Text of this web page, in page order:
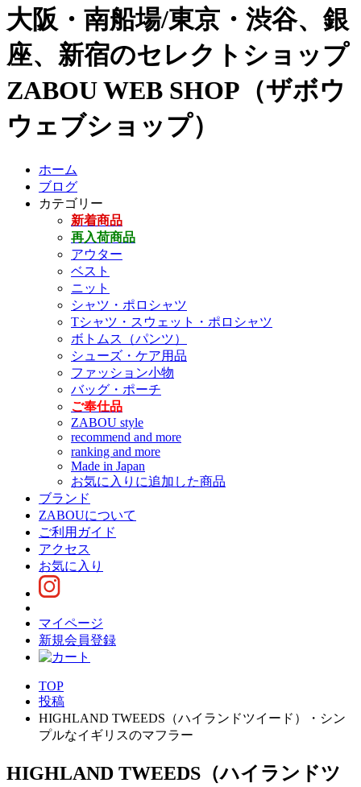
大阪・南船場/東京・渋谷、銀
座、新宿のセレクトショップ
ZABOU WEB SHOP（ザボウ
ウェブショップ）
ホーム
ブログ
カテゴリー
新着商品
再入荷商品
アウター
ベスト
ニット
シャツ・ポロシャツ
Tシャツ・スウェット・ポロシャツ
ボトムス（パンツ）
シューズ・ケア用品
ファッション小物
バッグ・ポーチ
ご奉仕品
ZABOU style
recommend and more
ranking and more
Made in Japan
お気に入りに追加した商品
ブランド
ZABOUについて
ご利用ガイド
アクセス
お気に入り
マイページ
新規会員登録
TOP
投稿
HIGHLAND TWEEDS（ハイランドツイード）・シン
プルなイギリスのマフラー
HIGHLAND TWEEDS（ハイランドツ